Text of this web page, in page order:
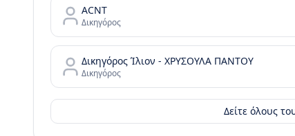
ACNT
Δικηγόρος
Δικηγόρος Ίλιον - ΧΡΥΣΟΥΛΑ ΠΑΝΤΟΥ
Δικηγόρος
Δείτε όλους